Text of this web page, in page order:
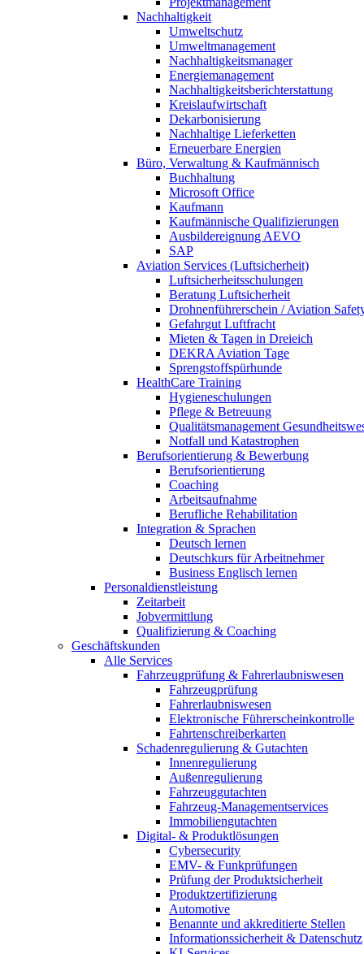
Nachhaltigkeit
Umweltschutz
Umweltmanagement
Nachhaltigkeitsmanager
Energiemanagement
Nachhaltigkeitsberichterstattung
Kreislaufwirtschaft
Dekarbonisierung
Nachhaltige Lieferketten
Erneuerbare Energien
Büro, Verwaltung & Kaufmännisch
Buchhaltung
Microsoft Office
Kaufmann
Kaufmännische Qualifizierungen
Ausbildereignung AEVO
SAP
Aviation Services (Luftsicherheit)
Luftsicherheitsschulungen
Beratung Luftsicherheit
Drohnenführerschein / Aviation
Gefahrgut Luftfracht
Mieten & Tagen in Dreieich
DEKRA Aviation Tage
Sprengstoffspürhunde
HealthCare Training
Hygieneschulungen
Pflege & Betreuung
Qualitätsmanagement
Notfall und Katastrophen
Berufsorientierung & Bewerbung
Berufsorientierung
Coaching
Arbeitsaufnahme
Berufliche Rehabilitation
Integration & Sprachen
Deutsch lernen
Deutschkurs für Arbeitnehmer
Business Englisch lernen
Personaldienstleistung
Zeitarbeit
Jobvermittlung
Qualifizierung & Coaching
Geschäftskunden
Alle Services
Fahrzeugprüfung & Fahrerlaubniswesen
Fahrzeugprüfung
Fahrerlaubniswesen
Elektronische Führerscheinkontrolle
Fahrtenschreiberkarten
Schadenregulierung & Gutachten
Innenregulierung
Außenregulierung
Fahrzeuggutachten
Fahrzeug-Managementservices
Immobiliengutachten
Digital- & Produktlösungen
Cybersecurity
EMV- & Funkprüfungen
Prüfung der Produktsicherheit
Produktzertifizierung
Automotive
Benannte und akkreditierte Stellen
Informationssicherheit & Datenschutz